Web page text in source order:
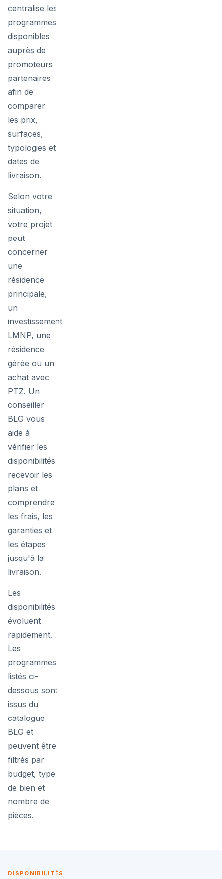
centralise les
programmes
disponibles
auprès de
promoteurs
partenaires
afin de
comparer
les prix,
surfaces,
typologies et
dates de
livraison.
Selon votre
situation,
votre projet
peut
concerner
une
résidence
principale,
un
investissement
LMNP, une
résidence
gérée ou un
achat avec
PTZ. Un
conseiller
BLG vous
aide à
vérifier les
disponibilités,
recevoir les
plans et
comprendre
les frais, les
garanties et
les étapes
jusqu'à la
livraison.
Les
disponibilités
évoluent
rapidement.
Les
programmes
listés ci-
dessous sont
issus du
catalogue
BLG et
peuvent être
filtrés par
budget, type
de bien et
nombre de
pièces.
DISPONIBILITÉS